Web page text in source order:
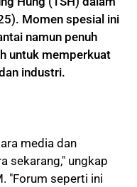
Momen spesial ini
namun penuh
untuk memperkuat
industri.
media dan
sekarang," ungkap
"Forum seperti ini